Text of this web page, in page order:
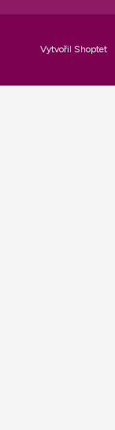
Vytvořil Shoptet